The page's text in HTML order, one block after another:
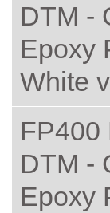
DTM -
Epoxy
White
FP400
DTM -
Epoxy